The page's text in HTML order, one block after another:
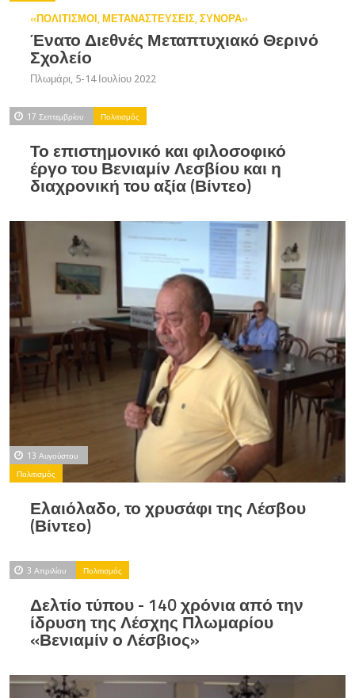
«ΠΟΛΙΤΙΣΜΟΙ, ΜΕΤΑΝΑΣΤΕΥΣΕΙΣ, ΣΥΝΟΡΑ»
Ένατο Διεθνές Μεταπτυχιακό Θερινό
Σχολείο
Πλωμάρι, 5-14 Ιουλίου 2022
17 Σεπτεμβρίου Πολιτισμός
Το επιστημονικό και φιλοσοφικό
έργο του Βενιαμίν Λεσβίου και η
διαχρονική του αξία (Βίντεο)
13 Αυγούστου
Πολιτισμός
Ελαιόλαδο, το χρυσάφι της Λέσβου
(Βίντεο)
3 Απριλίου Πολιτισμός
Δελτίο τύπου - 140 χρόνια από την
ίδρυση της Λέσχης Πλωμαρίου
«Βενιαμίν ο Λέσβιος»